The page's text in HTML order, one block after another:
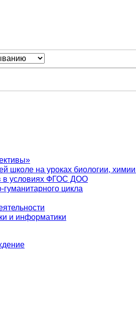
школе на уроках биологии,
в условиях ФГОС ДОО
цикла
и информатики